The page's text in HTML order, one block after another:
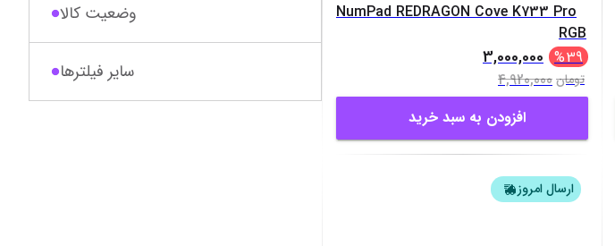
وضعیت کالا
سایر فیلترها
NumPad REDRAGON Cove K733 Pro
RGB
3,000,000 %39
4,920,000تومان
افزودن به سبد خرید
ارسال امروز